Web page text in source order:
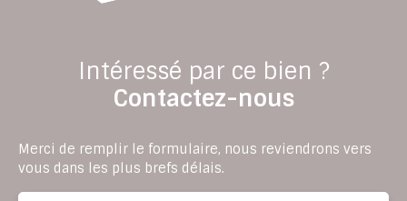
Intéressé par ce bien ?
Contactez-nous
Merci de remplir le formulaire, nous reviendrons vers
vous dans les plus brefs délais.